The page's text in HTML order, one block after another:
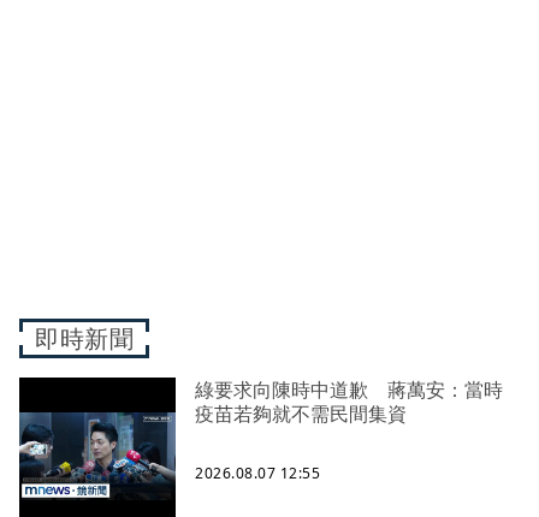
即時新聞
綠要求向陳時中道歉 蔣萬安：當時
疫苗若夠就不需民間集資
2026.08.07 12:55